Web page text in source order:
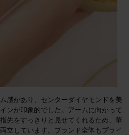
感があり、センターダイヤモンドを美
ンが印象的でした。アームに向かって
先をすっきりと見せてくれるため、華
立しています。ブランド全体もブライ